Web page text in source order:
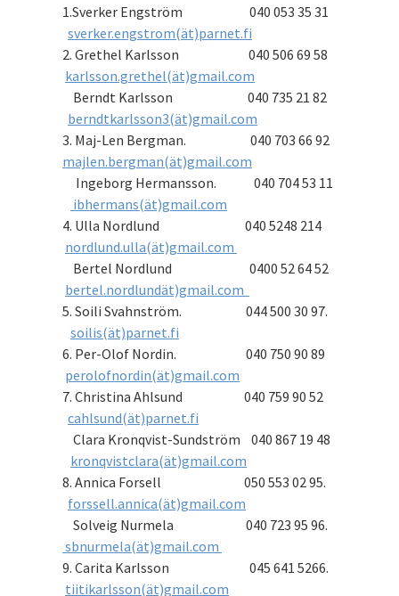
1.Sverker Engström 040 053 35 31
sverker.engstrom(ät)parnet.fi
2. Grethel Karlsson 040 506 69 58
karlsson.grethel(ät)gmail.com
Berndt Karlsson 040 735 21 82
berndtkarlsson3(ät)gmail.com
3. Maj-Len Bergman. 040 703 66 92
majlen.bergman(ät)gmail.com
Ingeborg Hermansson. 040 704 53 11
ibhermans(ät)gmail.com
4. Ulla Nordlund 040 5248 214
nordlund.ulla(ät)gmail.com
Bertel Nordlund 0400 52 64 52
bertel.nordlundät)gmail.com
5. Soili Svahnström. 044 500 30 97.
soilis(ät)parnet.fi
6. Per-Olof Nordin. 040 750 90 89
perolofnordin(ät)gmail.com
7. Christina Ahlsund 040 759 90 52
cahlsund(ät)parnet.fi
Clara Kronqvist-Sundström 040 867 19 48
kronqvistclara(ät)gmail.com
8. Annica Forsell 050 553 02 95.
forssell.annica(ät)gmail.com
Solveig Nurmela 040 723 95 96.
sbnurmela(ät)gmail.com
9. Carita Karlsson 045 641 5266.
tiitikarlsson(ät)gmail.com